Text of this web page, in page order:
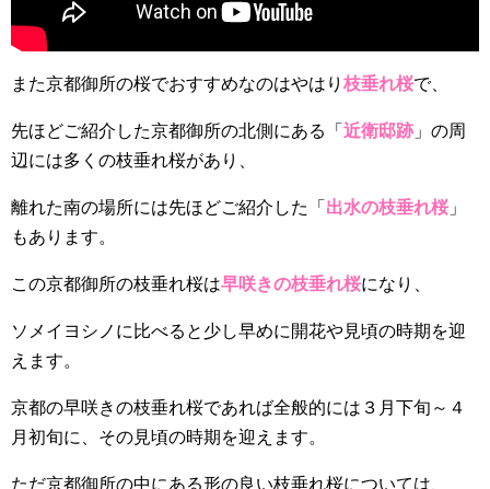
また京都御所の桜でおすすめなのはやはり 枝垂れ桜で、
先ほどご紹介した京都御所の北側にある「 近衛邸跡 」の周
辺には多くの枝垂れ桜があり、
離れた南の場所には先ほどご紹介した「 出水の枝垂れ桜」
もあります。
この京都御所の枝垂れ桜は早咲きの枝垂れ桜になり、
ソメイヨシノに比べると少し早めに開花や見頃の時期を迎
えます。
京都の早咲きの枝垂れ桜であれば全般的には３月下旬～４
月初旬に、その見頃の時期を迎えます。
ただ京都御所の中にある形の良い枝垂れ桜については、